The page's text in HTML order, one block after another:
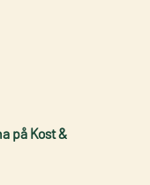
på Kost &